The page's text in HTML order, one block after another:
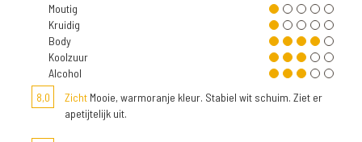
Moutig
Kruidig
Body
Koolzuur
Alcohol
8,0
Zicht Mooie, warmoranje kleur. Stabiel wit schuim. Ziet er
apetijtelijk uit.